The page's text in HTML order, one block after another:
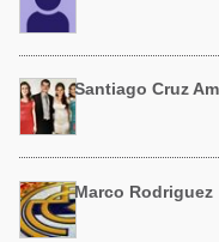
Balanceados - Piensos
Ganadería
Lechería
Santiago Cruz
Marco Rodriguez